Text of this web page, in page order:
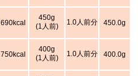
690kcal
450g
(1人前)
1.0人前分 450.0g
750kcal
400g
(1人前)
1.0人前分 400.0g